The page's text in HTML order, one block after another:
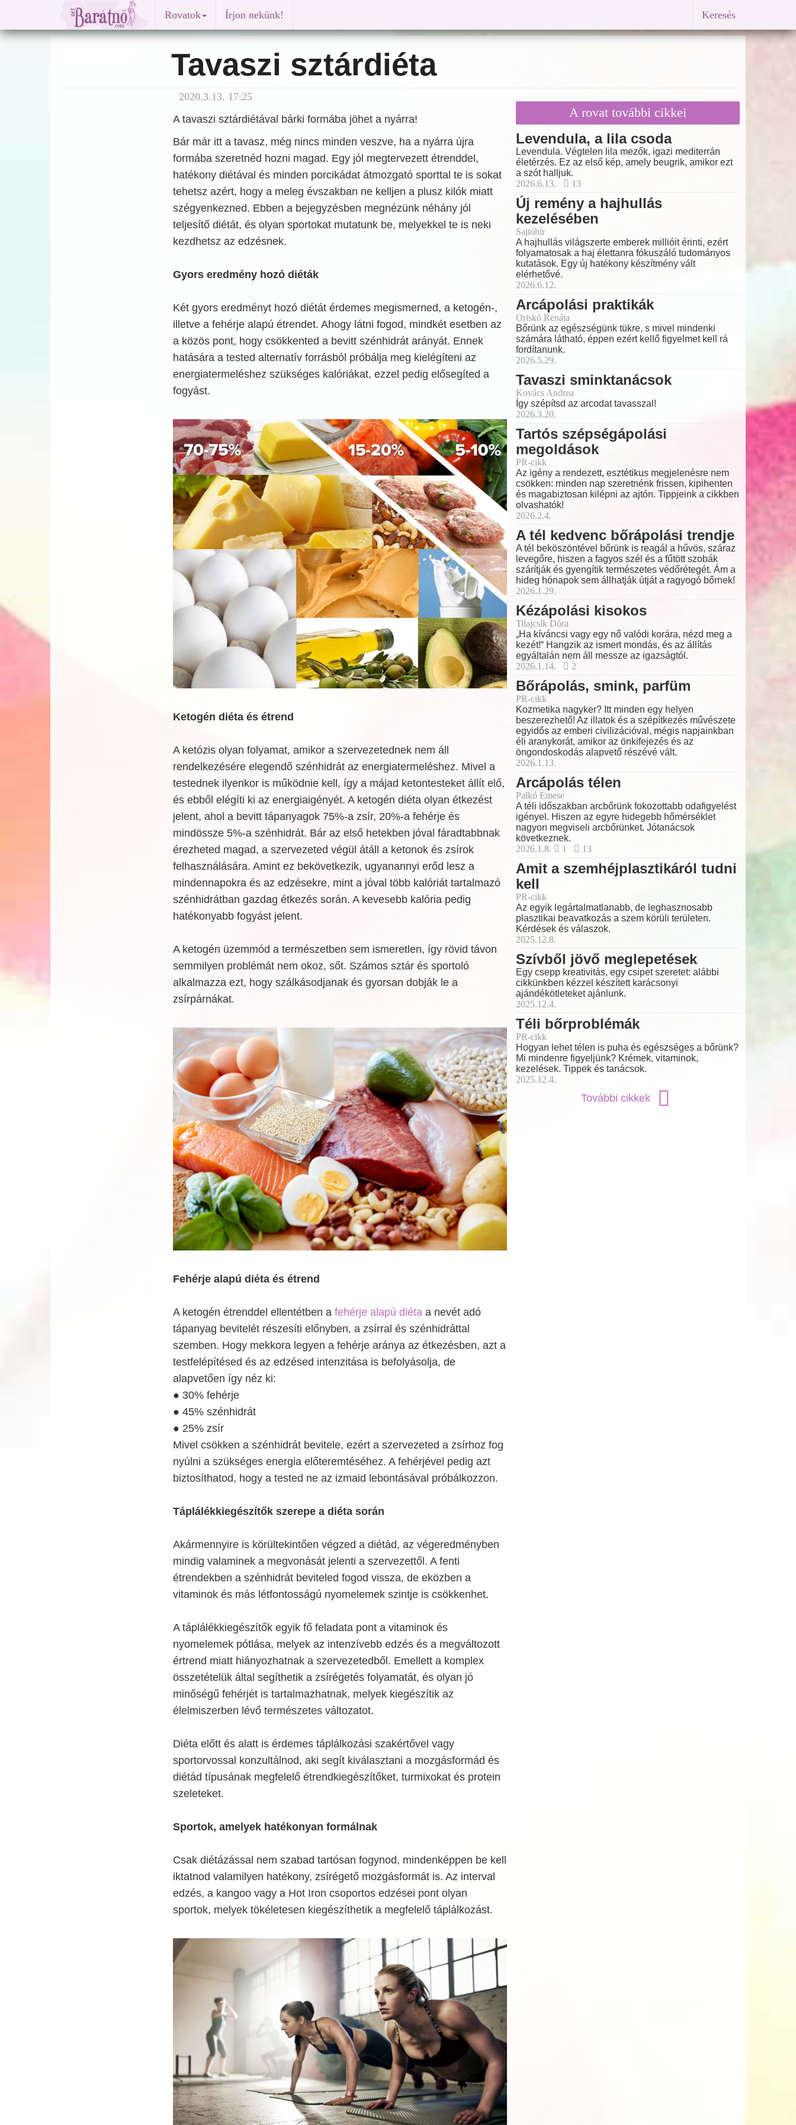
Rovatok Írjon nekünk! Keresés
Tavaszi sztárdiéta
2020.3.13. 17:25
A tavaszi sztárdiétával bárki formába jöhet a nyárra!
Bár már itt a tavasz, még nincs minden veszve, ha a nyárra újra
formába szeretnéd hozni magad. Egy jól megtervezett étrenddel,
hatékony diétával és minden porcikádat átmozgató sporttal te is sokat
tehetsz azért, hogy a meleg évszakban ne kelljen a plusz kilók miatt
szégyenkezned. Ebben a bejegyzésben megnézünk néhány jól
teljesítő diétát, és olyan sportokat mutatunk be, melyekkel te is neki
kezdhetsz az edzésnek.
Gyors eredmény hozó diéták
Két gyors eredményt hozó diétát érdemes megismerned, a ketogén-,
illetve a fehérje alapú étrendet. Ahogy látni fogod, mindkét esetben az
a közös pont, hogy csökkented a bevitt szénhidrát arányát. Ennek
hatására a tested alternatív forrásból próbálja meg kielégíteni az
energiatermeléshez szükséges kalóriákat, ezzel pedig elősegíted a
fogyást.
Ketogén diéta és étrend
A ketózis olyan folyamat, amikor a szervezetednek nem áll
rendelkezésére elegendő szénhidrát az energiatermeléshez. Mivel a
testednek ilyenkor is működnie kell, így a májad ketontesteket állít elő,
és ebből elégíti ki az energiaigényét. A ketogén diéta olyan étkezést
jelent, ahol a bevitt tápanyagok 75%-a zsír, 20%-a fehérje és
mindössze 5%-a szénhidrát. Bár az első hetekben jóval fáradtabbnak
érezheted magad, a szervezeted végül átáll a ketonok és zsírok
felhasználására. Amint ez bekövetkezik, ugyanannyi erőd lesz a
mindennapokra és az edzésekre, mint a jóval több kalóriát tartalmazó
szénhidrátban gazdag étkezés során. A kevesebb kalória pedig
hatékonyabb fogyást jelent.
A ketogén üzemmód a természetben sem ismeretlen, így rövid távon
semmilyen problémát nem okoz, sőt. Számos sztár és sportoló
alkalmazza ezt, hogy szálkásodjanak és gyorsan dobják le a
zsírpárnákat.
Fehérje alapú diéta és étrend
A ketogén étrenddel ellentétben a fehérje alapú diétaa nevét adó
tápanyag bevitelét részesíti előnyben, a zsírral és szénhidráttal
szemben. Hogy mekkora legyen a fehérje aránya az étkezésben, azt a
testfelépítésed és az edzésed intenzitása is befolyásolja, de
alapvetően így néz ki:
● 30% fehérje
● 45% szénhidrát
● 25% zsír
Mivel csökken a szénhidrát bevitele, ezért a szervezeted a zsírhoz fog
nyúlni a szükséges energia előteremtéséhez. A fehérjével pedig azt
biztosíthatod, hogy a tested ne az izmaid lebontásával próbálkozzon.
Táplálékkiegészítők szerepe a diéta során
Akármennyire is körültekintően végzed a diétád, az végeredményben
mindig valaminek a megvonását jelenti a szervezettől. A fenti
étrendekben a szénhidrát beviteled fogod vissza, de eközben a
vitaminok és más létfontosságú nyomelemek szintje is csökkenhet.
A táplálékkiegészítők egyik fő feladata pont a vitaminok és
nyomelemek pótlása, melyek az intenzívebb edzés és a megváltozott
értrend miatt hiányozhatnak a szervezetedből. Emellett a komplex
összetételük által segíthetik a zsírégetés folyamatát, és olyan jó
minőségű fehérjét is tartalmazhatnak, melyek kiegészítik az
élelmiszerben lévő természetes változatot.
Diéta előtt és alatt is érdemes táplálkozási szakértővel vagy
sportorvossal konzultálnod, aki segít kiválasztani a mozgásformád és
diétád típusának megfelelő étrendkiegészítőket, turmixokat és protein
szeleteket.
Sportok, amelyek hatékonyan formálnak
Csak diétázással nem szabad tartósan fogynod, mindenképpen be kell
iktatnod valamilyen hatékony, zsírégető mozgásformát is. Az interval
edzés, a kangoo vagy a Hot Iron csoportos edzései pont olyan
sportok, melyek tökéletesen kiegészíthetik a megfelelő táplálkozást.
A rovat további cikkei
Levendula, a lila csoda
Levendula. Végtelen lila mezők, igazi mediterrán
életérzés. Ez az első kép, amely beugrik, amikor ezt
a szót halljuk.
2026.6.13.
13
Új remény a hajhullás
kezelésében
Sajtóhír
A hajhullás világszerte emberek millióit érinti, ezért
folyamatosak a haj élettanra fókuszáló tudományos
kutatások. Egy új hatékony készítmény vált
elérhetővé.
2026.6.12.
Arcápolási praktikák
Oriskó Renáta
Bőrünk az egészségünk tükre, s mivel mindenki
számára látható, éppen ezért kellő figyelmet kell rá
fordítanunk.
2026.5.29.
Tavaszi sminktanácsok
Kovács Andrea
Így szépítsd az arcodat tavasszal!
2026.3.20.
Tartós szépségápolási
megoldások
PR-cikk
Az igény a rendezett, esztétikus megjelenésre nem
csökken: minden nap szeretnénk frissen, kipihenten
és magabiztosan kilépni az ajtón. Tippjeink a cikkben
olvashatók!
2026.2.4.
A tél kedvenc bőrápolási trendje
A tél beköszöntével bőrünk is reagál a hűvös, száraz
levegőre, hiszen a fagyos szél és a fűtött szobák
szárítják és gyengítik természetes védőrétegét. Ám a
hideg hónapok sem állhatják útját a ragyogó bőrnek!
2026.1.29.
Kézápolási kisokos
Tilajcsík Dóra
„Ha kíváncsi vagy egy nő valódi korára, nézd meg a
kezét!“ Hangzik az ismert mondás, és az állítás
egyáltalán nem áll messze az igazságtól.
2026.1.14.
2
Bőrápolás, smink, parfüm
PR-cikk
Kozmetika nagyker? Itt minden egy helyen
beszerezhető! Az illatok és a szépítkezés művészete
egyidős az emberi civilizációval, mégis napjainkban
éli aranykorát, amikor az önkifejezés és az
öngondoskodás alapvető részévé vált.
2026.1.13.
Arcápolás télen
Palkó Emese
A téli időszakban arcbőrünk fokozottabb odafigyelést
igényel. Hiszen az egyre hidegebb hőmérséklet
nagyon megviseli arcbőrünket. Jótanácsok
következnek.
2026.1.8.
1 13
Amit a szemhéjplasztikáról tudni
kell
PR-cikk
Az egyik legártalmatlanabb, de leghasznosabb
plasztikai beavatkozás a szem körüli területen.
Kérdések és válaszok.
2025.12.8.
Szívből jövő meglepetések
Egy csepp kreativitás, egy csipet szeretet: alábbi
cikkünkben kézzel készített karácsonyi
ajándékötleteket ajánlunk.
2025.12.4.
Téli bőrproblémák
PR-cikk
Hogyan lehet télen is puha és egészséges a bőrünk?
Mi mindenre figyeljünk? Krémek, vitaminok,
kezelések. Tippek és tanácsok.
2025.12.4.
További cikkek